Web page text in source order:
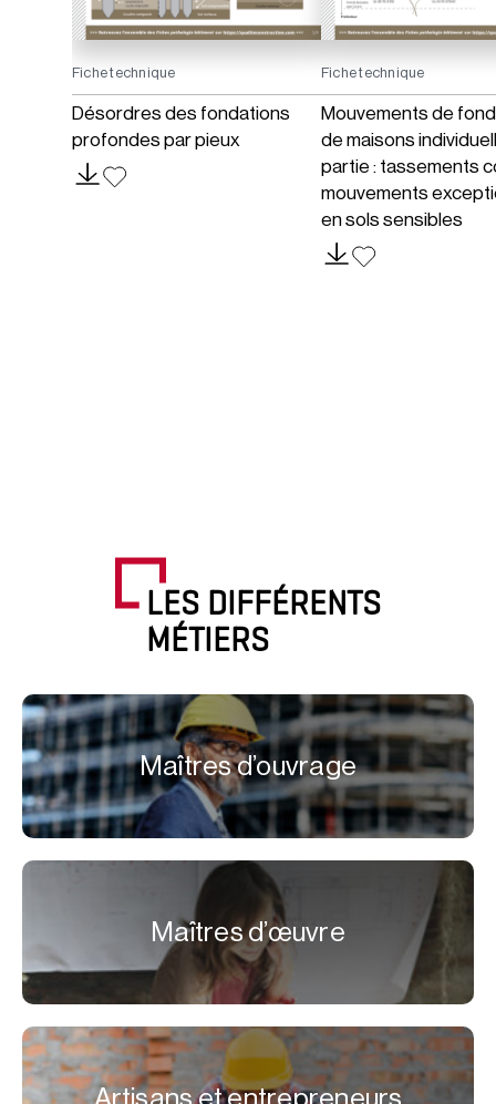
Fiche technique
Désordres des fondations
profondes par pieux
Fiche technique
Mouvements de
de maisons
partie : tassements
mouvements
en sols sensibles
LES DIFFÉRENTS
MÉTIERS
Maîtres d’ouvrage
Maîtres d’œuvre
Artisans et entrepreneurs